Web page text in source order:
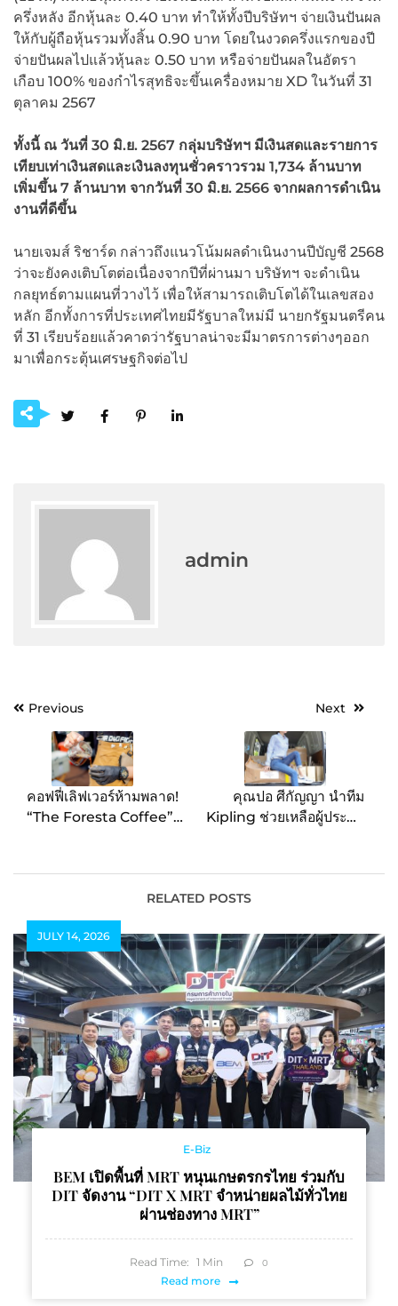
ครึ่งหลัง อีกหุ้นละ 0.40 บาท ทำให้ทั้งปีบริษัทฯ จ่ายเงินปันผล
ให้กับผู้ถือหุ้นรวมทั้งสิ้น 0.90 บาท โดยในงวดครึ่งแรกของปี
จ่ายปันผลไปแล้วหุ้นละ 0.50 บาท หรือจ่ายปันผลในอัตรา
เกือบ 100% ของกำไรสุทธิจะขึ้นเครื่องหมาย XD ในวันที่ 31
ตุลาคม 2567
ทั้งนี้ ณ วันที่ 30 มิ.ย. 2567 กลุ่มบริษัทฯ มีเงินสดและรายการ
เทียบเท่าเงินสดและเงินลงทุนชั่วคราวรวม 1,734 ล้านบาท
เพิ่มขึ้น 7 ล้านบาท จากวันที่ 30 มิ.ย. 2566 จากผลการดำเนิน
งานที่ดีขึ้น
นายเจมส์ ริชาร์ด กล่าวถึงแนวโน้มผลดำเนินงานปีบัญชี 2568
ว่าจะยังคงเติบโตต่อเนื่องจากปีที่ผ่านมา บริษัทฯ จะดำเนิน
กลยุทธ์ตามแผนที่วางไว้ เพื่อให้สามารถเติบโตได้ในเลขสอง
หลัก อีกทั้งการที่ประเทศไทยมีรัฐบาลใหม่มี นายกรัฐมนตรีคน
ที่ 31 เรียบร้อยแล้วคาดว่ารัฐบาลน่าจะมีมาตรการต่างๆออก
มาเพื่อกระตุ้นเศรษฐกิจต่อไป
admin
PostPrevious
คอฟฟี่เลิฟเวอร์ห้ามพลาด!
“The Foresta Coffee”
Camp กลางเมือง 1-7
กันยายนนี้ ที่ เดอะคริสตัล
เอกมัย-รามอินทรา
Next
คุณปอ ศีกัญญา นำทีม
Kipling ช่วยเหลือผู้ประสบ
RELATED POSTS
JULY 14, 2026
E-Biz
BEM เปิดพื้นที่ MRT หนุนเกษตรกรไทย ร่วมกับ
DIT จัดงาน “DIT X MRT จำหน่ายผลไม้ทั่วไทย
ผ่านช่องทาง MRT”
Read Time: 1 Min 0
Read more